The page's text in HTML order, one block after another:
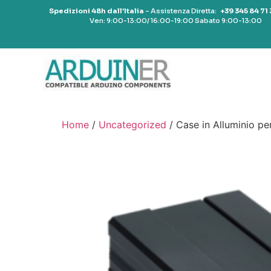
Spedizioni 48h dall’Italia – Assistenza Diretta: +39 345 84 71
Ven: 9:00-13:00/ 16:00-19:00 Sabato 9:00-13:00
Home / Uncategorized / Case in Alluminio